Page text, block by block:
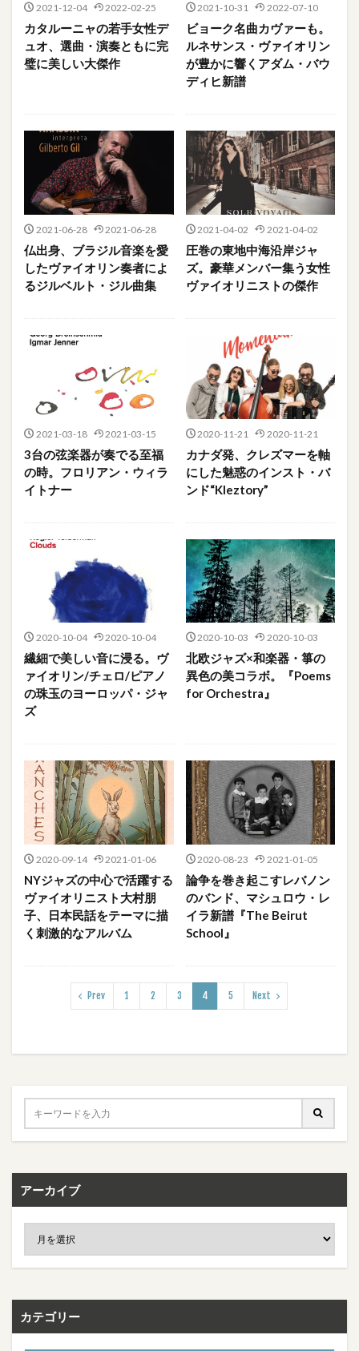
2021-12-04 2022-02-25
カタルーニャの若手女性デ
ュオ、選曲・演奏ともに完
璧に美しい大傑作
2021-10-31 2022-07-10
ビョーク名曲カヴァーも。
ルネサンス・ヴァイオリン
が豊かに響くアダム・バウ
ディヒ新譜
2021-06-28 2021-06-28
仏出身、ブラジル音楽を愛
したヴァイオリン奏者によ
るジルベルト・ジル曲集
2021-04-02 2021-04-02
圧巻の東地中海沿岸ジャ
ズ。豪華メンバー集う女性
ヴァイオリニストの傑作
2021-03-18 2021-03-15
3台の弦楽器が奏でる至福
の時。フロリアン・ウィラ
イトナー
2020-11-21 2020-11-21
カナダ発、クレズマーを軸
にした魅惑のインスト・バ
ンド“Kleztory”
2020-10-04 2020-10-04
繊細で美しい音に浸る。ヴ
ァイオリン/チェロ/ピアノ
の珠玉のヨーロッパ・ジャ
ズ
2020-10-03 2020-10-03
北欧ジャズ×和楽器・箏の
異色の美コラボ。『Poems
for Orchestra』
2020-09-14 2021-01-06
NYジャズの中心で活躍する
ヴァイオリニスト大村朋
子、日本民話をテーマに描
く刺激的なアルバム
2020-08-23 2021-01-05
論争を巻き起こすレバノン
のバンド、マシュロウ・レ
イラ新譜『The Beirut
School』
Prev 1 2 3 4 5 Next
アーカイブ
カテゴリー